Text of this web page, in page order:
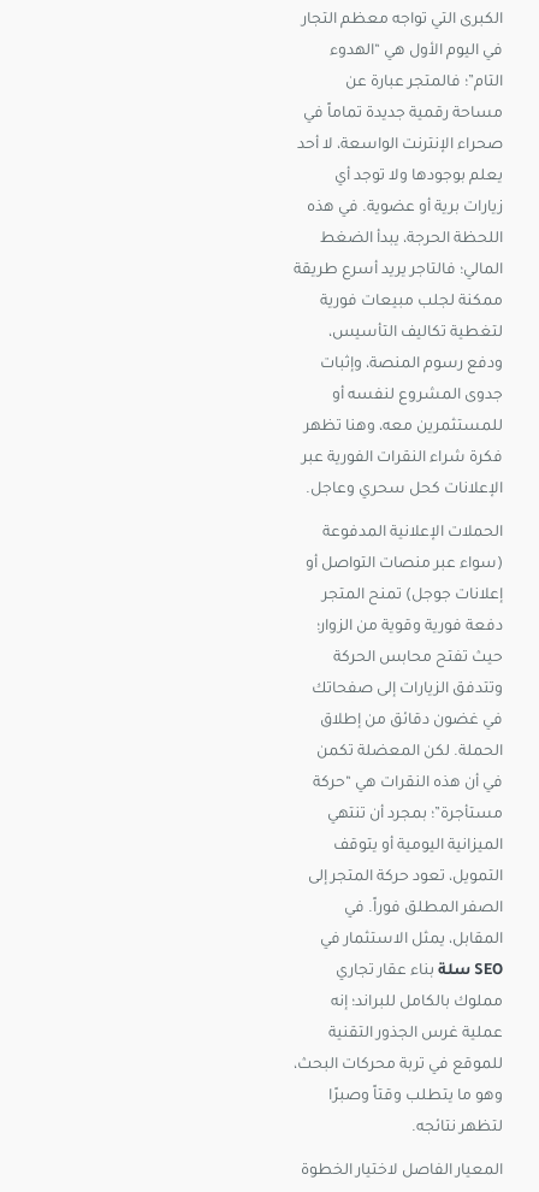
الكبرى التي تواجه معظم التجار
في اليوم الأول هي “الهدوء
التام”؛ فالمتجر عبارة عن
مساحة رقمية جديدة تماماً في
صحراء الإنترنت الواسعة، لا أحد
يعلم بوجودها ولا توجد أي
زيارات برية أو عضوية. في هذه
اللحظة الحرجة، يبدأ الضغط
المالي؛ فالتاجر يريد أسرع طريقة
ممكنة لجلب مبيعات فورية
لتغطية تكاليف التأسيس،
ودفع رسوم المنصة، وإثبات
جدوى المشروع لنفسه أو
للمستثمرين معه، وهنا تظهر
فكرة شراء النقرات الفورية عبر
الإعلانات كحل سحري وعاجل.
الحملات الإعلانية المدفوعة
(سواء عبر منصات التواصل أو
إعلانات جوجل) تمنح المتجر
دفعة فورية وقوية من الزوار؛
حيث تفتح محابس الحركة
وتتدفق الزيارات إلى صفحاتك
في غضون دقائق من إطلاق
الحملة. لكن المعضلة تكمن
في أن هذه النقرات هي “حركة
مستأجرة”؛ بمجرد أن تنتهي
الميزانية اليومية أو يتوقف
التمويل، تعود حركة المتجر إلى
الصفر المطلق فوراً. في
المقابل، يمثل الاستثمار في
SEO سلة
بناء عقار تجاري
مملوك بالكامل للبراند؛ إنه
عملية غرس الجذور التقنية
للموقع في تربة محركات البحث،
وهو ما يتطلب وقتاً وصبرًا
لتظهر نتائجه.
المعيار الفاصل لاختيار الخطوة